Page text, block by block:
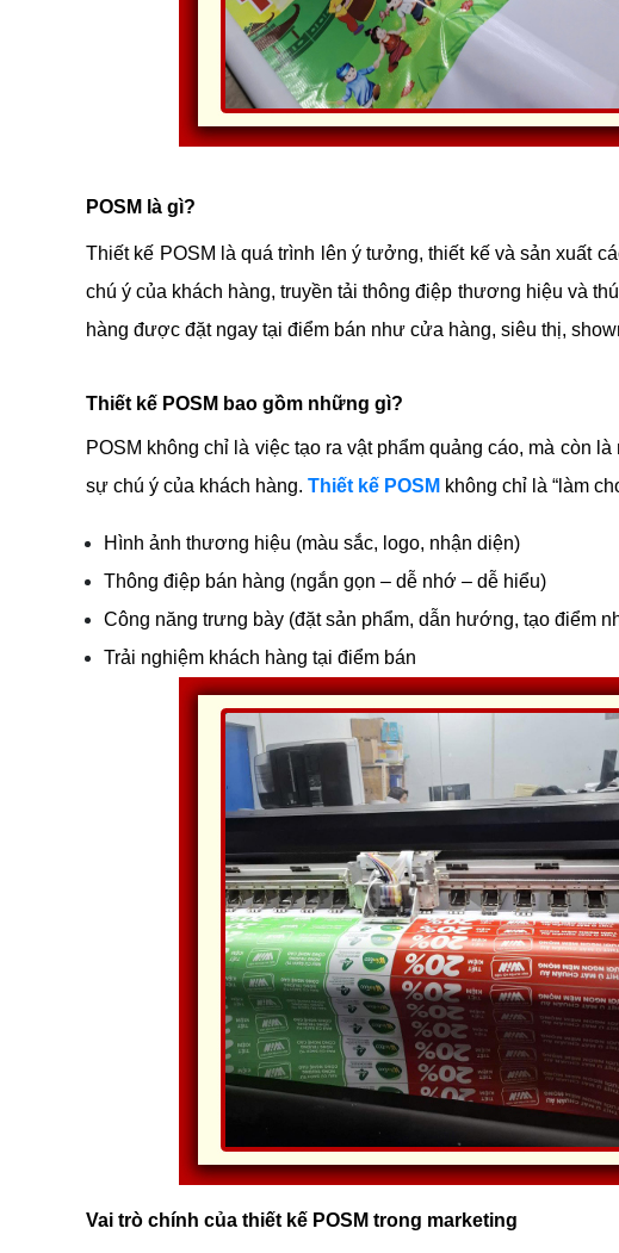
POSM là gì?
Thiết kế POSM là quá trình lên ý tưởng, thiết kế và sản xuất
chú ý của khách hàng, truyền tải thông điệp thương hiệu và
hàng được đặt ngay tại điểm bán như cửa hàng, siêu thị,
Thiết kế POSM bao gồm những gì?
POSM không chỉ là việc tạo ra vật phẩm quảng cáo, mà còn
sự chú ý của khách hàng. Thiết kế POSM không chỉ là “làm
Hình ảnh thương hiệu (màu sắc, logo, nhận diện)
Thông điệp bán hàng (ngắn gọn – dễ nhớ – dễ hiểu)
Công năng trưng bày (đặt sản phẩm, dẫn hướng, tạo điểm
Trải nghiệm khách hàng tại điểm bán
Vai trò chính của thiết kế POSM trong marketing